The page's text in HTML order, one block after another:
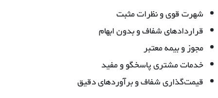
شهرت قوی و نظرات مثبت
قراردادهای شفاف و بدون ابهام
مجوز و بیمه معتبر
خدمات مشتری پاسخگو و مفید
قیمت‌گذاری شفاف و برآوردهای دقیق